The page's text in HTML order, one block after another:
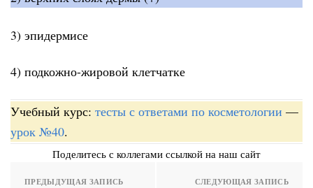
3) эпидермисе
4) подкожно-жировой клетчатке
Учебный курс: тесты с ответами по косметологии —
урок №40.
Поделитесь с коллегами ссылкой на наш сайт
ПРЕДЫДУЩАЯ ЗАПИСЬ СЛЕДУЮЩАЯ ЗАПИСЬ